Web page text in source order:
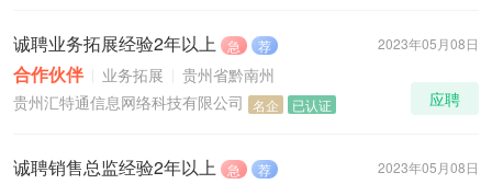
2023年05月08日
诚聘业务拓展经验2年以上 急 荐
合作伙伴 业务拓展
贵州省黔南州
贵州汇特通信息网络科技有限公司 名企 已认证 应聘
2023年05月08日
诚聘销售总监经验2年以上 急 荐